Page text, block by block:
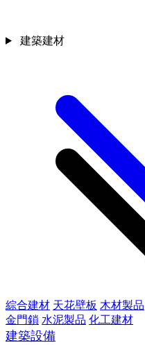
綜合建材 天花壁板 木材製品
金門鎖 水泥製品 化工建材
建築設備
建築建材